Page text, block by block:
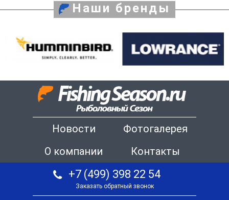
Наши бренды
Новости
Фотогалерея
О компании
Контакты
+7 (499) 398 22 54
Заказать обратный звонок